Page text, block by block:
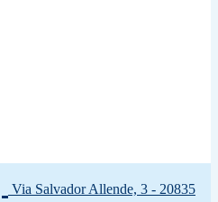
Via Salvador Allende, 3 - 20835